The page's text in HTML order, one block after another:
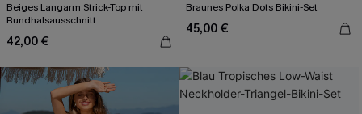
Beiges Langarm Strick-Top mit
Rundhalsausschnitt
42,00 €
Braunes Polka Dots Bikini-Set
45,00 €